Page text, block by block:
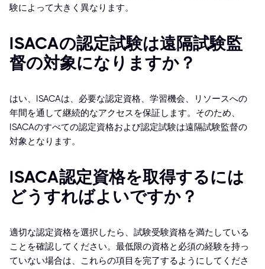
験によって大きく異なります。
ISACAの認定試験は遠隔試験監
督の対象になりますか？
はい、ISACAは、必要な認定資格、学習機会、リソースへの
年間を通して継続的なアクセスを保証します。そのため、
ISACAのすべての認定資格および認定試験は遠隔試験監督の
対象となります。
ISACA認定資格を取得するには
どうすればよいですか？
適切な認定資格を選択したら、試験受験資格を満たしている
ことを確認してください。最低限の資格と必須の経験を持っ
ていない場合は、これらの項目を完了するようにしてくださ